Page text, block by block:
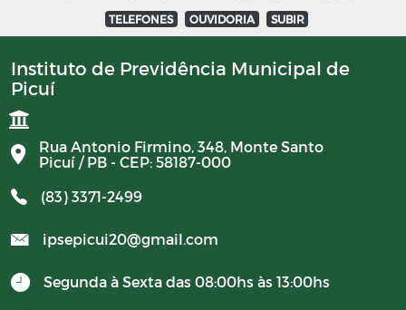
BALANCETES 2023
BALANCETES 2024
COMITE DE INVESTIMENTO 2023
COMITER DE INVESTIMENTO 2024
RESUMO GERAL DA PREVIDENCIA 2024
TELEFONES OUVIDORIA SUBIR
Instituto de Previdência Municipal de
Picuí
Rua Antonio Firmino, 348, Monte Santo
Picuí / PB - CEP: 58187-000
(83) 3371-2499
ipsepicui20@gmail.com
Segunda à Sexta das 08:00hs às 13:00hs